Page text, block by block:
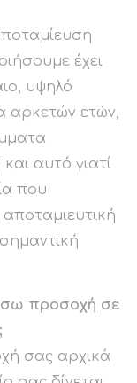
έχει
υψηλό
αρκετών ετών,
αυτό γιατί
που
προσοχή σε
σας αρχικά